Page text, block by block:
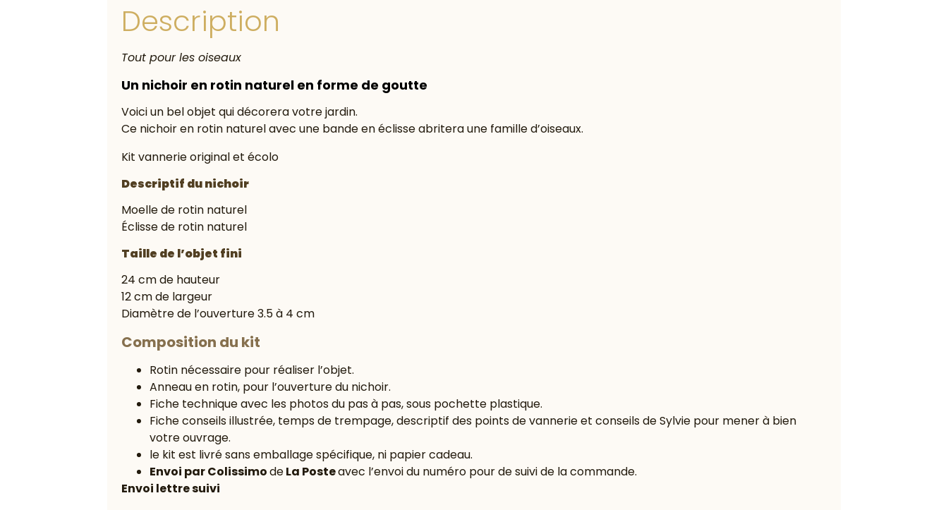
Description
Tout pour les oiseaux
Un nichoir en rotin naturel en forme de goutte
Voici un bel objet qui décorera votre jardin.
Ce nichoir en rotin naturel avec une bande en éclisse abritera une famille d’oiseaux.
Kit vannerie original et écolo
Descriptif du nichoir
Moelle de rotin naturel
Éclisse de rotin naturel
Taille de l’objet fini
24 cm de hauteur
12 cm de largeur
Diamètre de l’ouverture 3.5 à 4 cm
Composition du kit
Rotin nécessaire pour réaliser l’objet.
Anneau en rotin, pour l’ouverture du nichoir.
Fiche technique avec les photos du pas à pas, sous pochette plastique.
Fiche conseils illustrée, temps de trempage, descriptif des points de vannerie et conseils de Sylvie pour mener à bien
votre ouvrage.
le kit est livré sans emballage spécifique, ni papier cadeau.
Envoi par ColissimodeLa Posteavec l’envoi du numéro pour de suivi de la commande.
Envoi lettre suivi